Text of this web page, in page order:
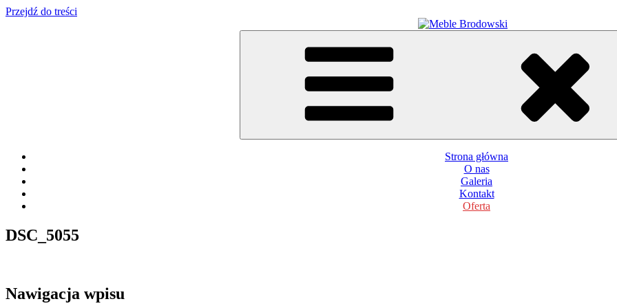
Przejdź do treści
Strona główna
O nas
Galeria
Kontakt
Oferta
DSC_5055
Nawigacja wpisu